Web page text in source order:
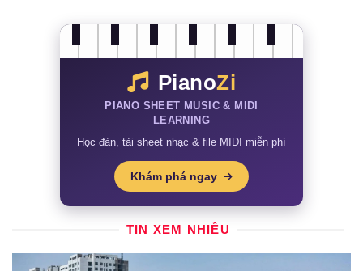
PianoZi
PIANO SHEET MUSIC & MIDI
LEARNING
Học đàn, tải sheet nhạc & file MIDI miễn phí
Khám phá ngay
TIN XEM NHIỀU